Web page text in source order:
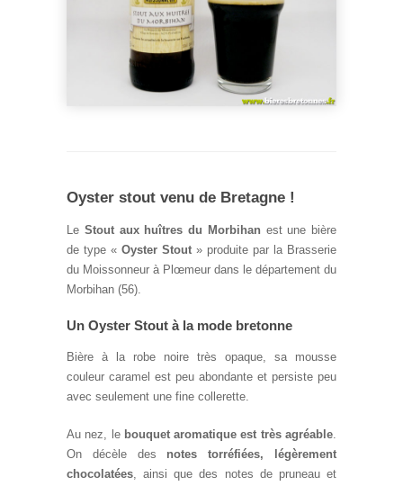
Oyster stout venu de Bretagne !
Le Stout aux huîtres du Morbihan est une bière
de type « Oyster Stout » produite par la Brasserie
du Moissonneur à Plœmeur dans le département du
Morbihan (56).
Un Oyster Stout à la mode bretonne
Bière à la robe noire très opaque, sa mousse
couleur caramel est peu abondante et persiste peu
avec seulement une fine collerette.
Au nez, le bouquet aromatique est très agréable.
On décèle des notes torréfiées, légèrement
chocolatées, ainsi que des notes de pruneau et